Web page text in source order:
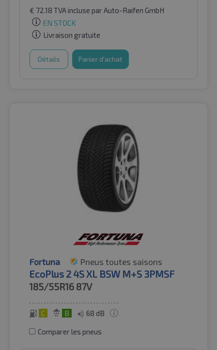
€ 72.18 TVA incluse par Auto-Raifen GmbH
EN STOCK
Livraison gratuite
Détails Panier d'achat
Fortuna Pneus toutes saisons
EcoPlus 2 4S XL BSW M+S 3PMSF
185/55R16 87V
C B 68 dB
Comparer les pneus